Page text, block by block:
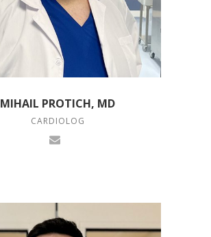
MIHAIL PROTICH, MD
CARDIOLOG